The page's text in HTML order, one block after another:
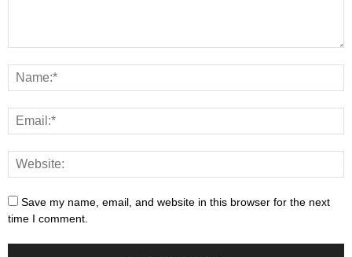
Save my name, email, and website in this browser for the next
time I comment.